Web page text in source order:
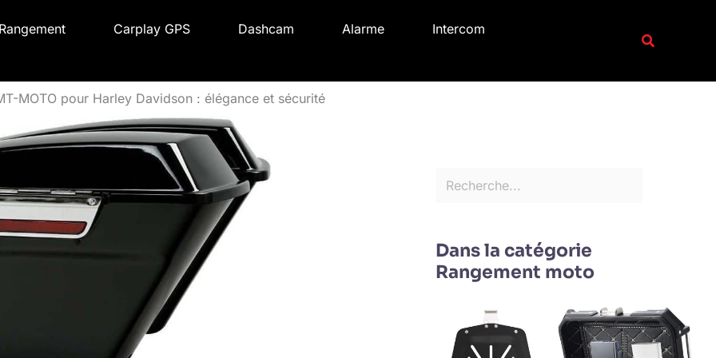
Rangement Carplay GPS Dashcam Alarme
Intercom
MOTO pour Harley Davidson : élégance et sécurité
e
rDans la catégorie
Rangement moto